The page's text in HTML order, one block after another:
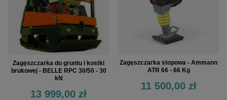
Zagęszczarka do gruntu i kostki
brukowej - BELLE RPC 30/50 - 30
kN
13 999,00 zł
Zagęszczarka stopowa - Ammann
ATR 66 - 66 Kg
11 500,00 zł